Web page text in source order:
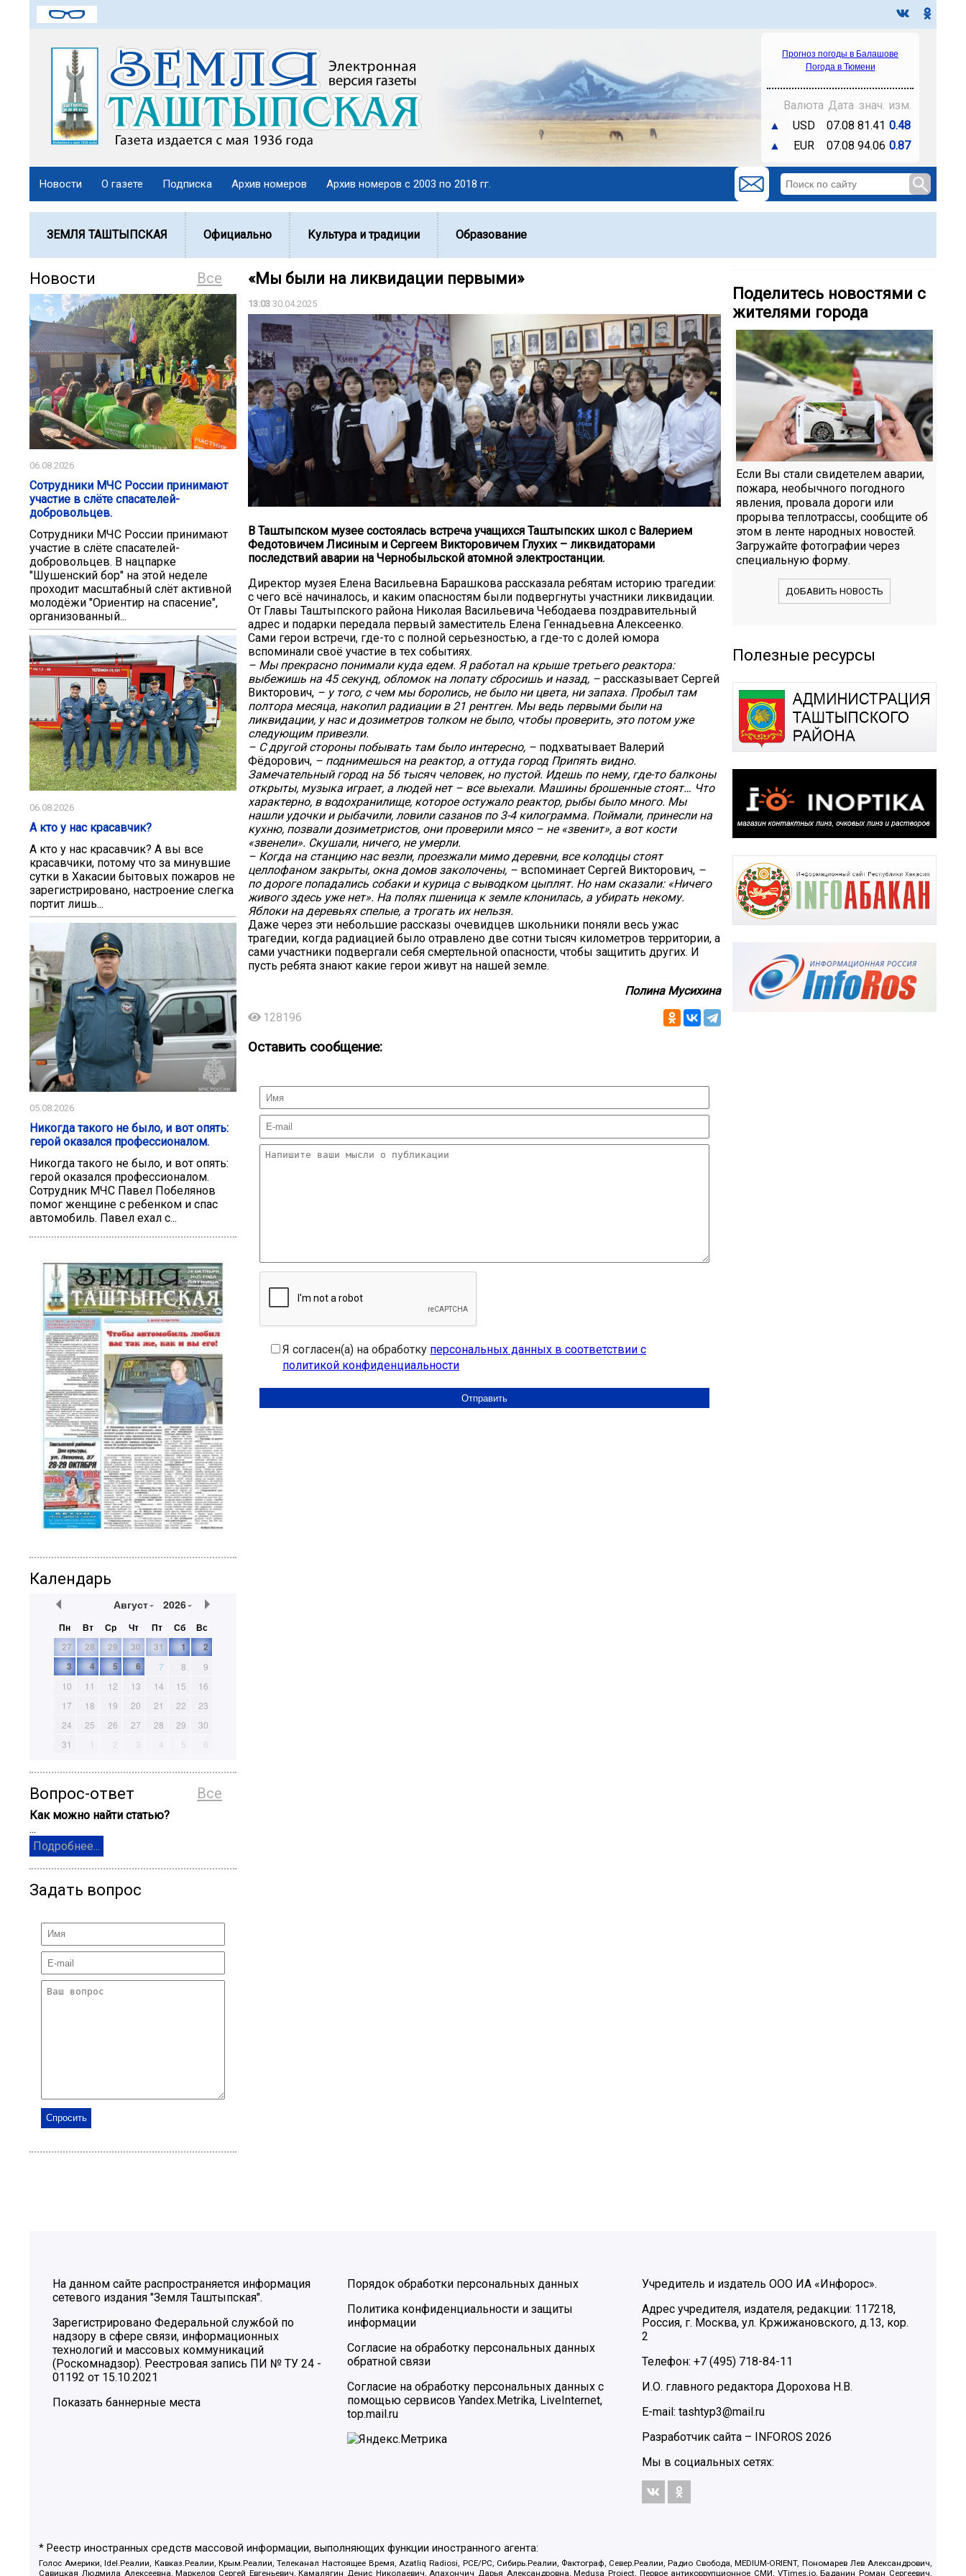
Прогноз погоды в Балашове
Погода в Тюмени
Валюта Дата знач. изм.
▲
USD 07.08 81.41 0.48
▲
EUR 07.08 94.06 0.87
Новости О газете Подписка Архив номеров Архив номеров с 2003 по 2018 гг.
ЗЕМЛЯ ТАШТЫПСКАЯ Официально Культура и традиции Образование
Все
Новости
06.08.2026
Сотрудники МЧС России принимают
участие в слёте спасателей-
добровольцев.
Сотрудники МЧС России принимают
участие в слёте спасателей-
добровольцев. В нацпарке
"Шушенский бор" на этой неделе
проходит масштабный слёт активной
молодёжи "Ориентир на спасение",
организованный...
06.08.2026
А кто у нас красавчик?
А кто у нас красавчик? А вы все
красавчики, потому что за минувшие
сутки в Хакасии бытовых пожаров не
зарегистрировано, настроение слегка
портит лишь...
05.08.2026
Никогда такого не было, и вот опять:
герой оказался профессионалом.
Никогда такого не было, и вот опять:
герой оказался профессионалом.
Сотрудник МЧС Павел Побелянов
помог женщине с ребенком и спас
автомобиль. Павел ехал с...
Календарь
Август 2026
Пн Вт Ср Чт Пт Сб
Вс
27
28 29 30 31 1
2
3
4 5 6 7 8
9
10
11 12 13 14 15
16
17
18 19 20 21 22
23
24
25 26 27 28 29
30
31
1 2 3 4 5 6
Все
Вопрос-ответ
Как можно найти статью?
...
Подробнее...
Задать вопрос
«Мы были на ликвидации первыми»
13:03 30.04.2025
В Таштыпском музее состоялась встреча учащихся Таштыпских школ с Валерием
Федотовичем Лисиным и Сергеем Викторовичем Глухих – ликвидаторами
последствий аварии на Чернобыльской атомной электростанции.
Директор музея Елена Васильевна Барашкова рассказала ребятам историю трагедии:
с чего всё начиналось, и каким опасностям были подвергнуты участники ликвидации.
От Главы Таштыпского района Николая Васильевича Чебодаева поздравительный
адрес и подарки передала первый заместитель Елена Геннадьевна Алексеенко.
Сами герои встречи, где-то с полной серьезностью, а где-то с долей юмора
вспоминали своё участие в тех событиях.
– Мы прекрасно понимали куда едем. Я работал на крыше третьего реактора:
выбежишь на 45 секунд, обломок на лопату сбросишь и назад, – рассказывает Сергей
Викторович, – у того, с чем мы боролись, не было ни цвета, ни запаха. Пробыл там
полтора месяца, накопил радиации в 21 рентген. Мы ведь первыми были на
ликвидации, у нас и дозиметров толком не было, чтобы проверить, это потом уже
следующим привезли.
– С другой стороны побывать там было интересно, – подхватывает Валерий
Фёдорович, – поднимешься на реактор, а оттуда город Припять видно.
Замечательный город на 56 тысяч человек, но пустой. Идешь по нему, где-то балконы
открыты, музыка играет, а людей нет – все выехали. Машины брошенные стоят… Что
характерно, в водохранилище, которое остужало реактор, рыбы было много. Мы
нашли удочки и рыбачили, ловили сазанов по 3-4 килограмма. Поймали, принесли на
кухню, позвали дозиметристов, они проверили мясо – не «звенит», а вот кости
«звенели». Скушали, ничего, не умерли.
– Когда на станцию нас везли, проезжали мимо деревни, все колодцы стоят
целлофаном закрыты, окна домов заколочены, – вспоминает Сергей Викторович, –
по дороге попадались собаки и курица с выводком цыплят. Но нам сказали: «Ничего
живого здесь уже нет». На полях пшеница к земле клонилась, а убирать некому.
Яблоки на деревьях спелые, а трогать их нельзя.
Даже через эти небольшие рассказы очевидцев школьники поняли весь ужас
трагедии, когда радиацией было отравлено две сотни тысяч километров территории, а
сами участники подвергали себя смертельной опасности, чтобы защитить других. И
пусть ребята знают какие герои живут на нашей земле.
Полина Мусихина
128196
Оставить сообщение:
Я согласен(а) на обработку персональных данных в соответствии с
политикой конфиденциальности
Поделитесь новостями с
жителями города
Если Вы стали свидетелем аварии,
пожара, необычного погодного
явления, провала дороги или
прорыва теплотрассы, сообщите об
этом в ленте народных новостей.
Загружайте фотографии через
специальную форму.
ДОБАВИТЬ НОВОСТЬ
Полезные ресурсы
На данном сайте распространяется информация
сетевого издания "Земля Таштыпская".
Зарегистрировано Федеральной службой по
надзору в сфере связи, информационных
технологий и массовых коммуникаций
(Роскомнадзор). Реестровая запись ПИ № ТУ 24 -
01192 от 15.10.2021
Показать баннерные места
Порядок обработки персональных данных
Политика конфиденциальности и защиты
информации
Согласие на обработку персональных данных
обратной связи
Согласие на обработку персональных данных с
помощью сервисов Yandex.Metrika, LiveInternet,
top.mail.ru
Учредитель и издатель ООО ИА «Инфорос».
Адрес учредителя, издателя, редакции: 117218,
Россия, г. Москва, ул. Кржижановского, д.13, кор.
2
Телефон: +7 (495) 718-84-11
И.О. главного редактора Дорохова Н.В.
E-mail: tashtyp3@mail.ru
Разработчик сайта – INFOROS 2026
Мы в социальных сетях:
* Реестр иностранных средств массовой информации, выполняющих функции иностранного агента:
Голос Америки, Idel.Реалии, Кавказ.Реалии, Крым.Реалии, Телеканал Настоящее Время, Azatliq Radiosi, PCE/PC, Сибирь.Реалии, Фактограф, Север.Реалии, Радио Свобода, MEDIUM-ORIENT, Пономарев Лев Александрович,
Савицкая Людмила Алексеевна, Маркелов Сергей Евгеньевич, Камалягин Денис Николаевич, Апахончич Дарья Александровна, Medusa Project, Первое антикоррупционное СМИ, VTimes.io, Баданин Роман Сергеевич,